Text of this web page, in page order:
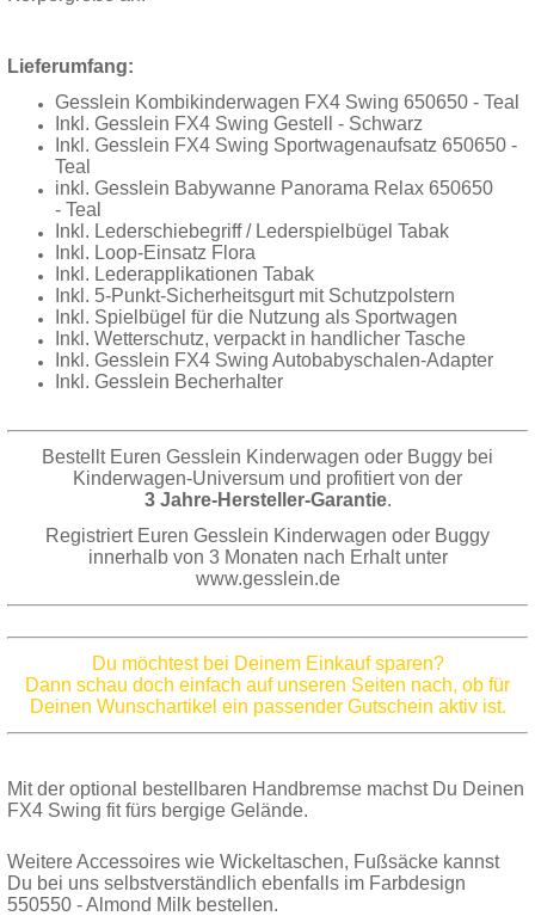
Lieferumfang:
Gesslein Kombikinderwagen FX4 Swing 650650 - Teal
Inkl. Gesslein FX4 Swing Gestell - Schwarz
Inkl. Gesslein FX4 Swing Sportwagenaufsatz 650650 -
Teal
inkl. Gesslein Babywanne Panorama Relax 650650
- Teal
Inkl. Lederschiebegriff / Lederspielbügel Tabak
Inkl. Loop-Einsatz Flora
Inkl. Lederapplikationen Tabak
nkl. 5-Punkt-Sicherheitsgurt mit Schutzpolstern
Inkl. Spielbügel für die Nutzung als Sportwagen
Inkl. Wetterschutz, verpackt in handlicher Tasche
Inkl. Gesslein FX4 Swing Autobabyschalen-Adapter
Inkl. Gesslein Becherhalter
Bestellt Euren Gesslein Kinderwagen oder Buggy bei
Kinderwagen-Universum und profitiert von der
3 Jahre-Hersteller-Garantie.
Registriert Euren Gesslein Kinderwagen oder Buggy
innerhalb von 3 Monaten nach Erhalt unter
www.gesslein.de
Du möchtest bei Deinem Einkauf sparen?
Dann schau doch einfach auf unseren Seiten nach, ob für
Deinen Wunschartikel ein passender Gutschein aktiv ist.
Mit der optional bestellbaren Handbremse machst Du Deinen
FX4 Swing fit fürs bergige Gelände.
Weitere Accessoires wie Wickeltaschen, Fußsäcke kannst
Du bei uns selbstverständlich ebenfalls im Farbdesign
550550 - Almond Milk bestellen.